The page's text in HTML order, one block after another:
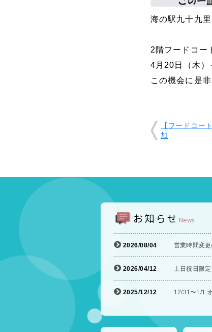
海の駅九十九
2階フードコー
4月20日（木）
この機会に是
【フードコー
加
お知らせ News
2026/08/04 営業時間変
2026/04/12 土日祝日限
2025/12/12 12/31〜1/1